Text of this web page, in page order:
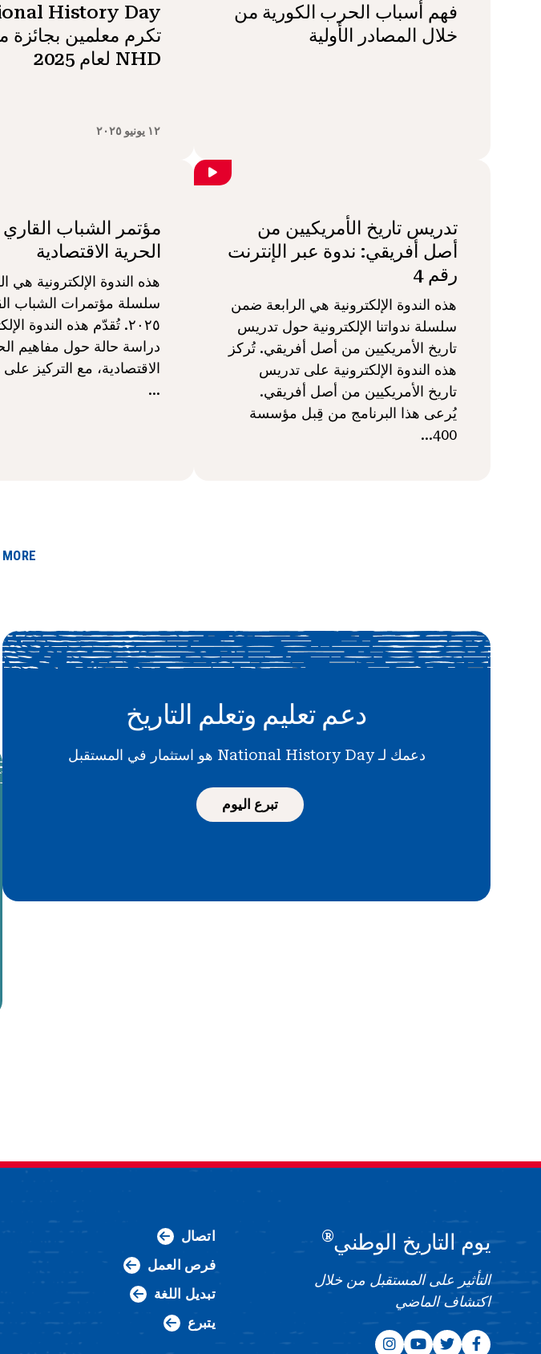
فهم أسباب الحرب الكورية من
خلال المصادر الأولية
History Day
تكرم معلمين بجائزة
NHD لعام 2025
١٢ يونيو ٢٠٢٥
تدريس تاريخ الأمريكيين من
أصل أفريقي: ندوة عبر الإنترنت
رقم 4
هذه الندوة الإلكترونية هي الرابعة ضمن
سلسلة ندواتنا الإلكترونية حول تدريس
تاريخ الأمريكيين من أصل أفريقي. تُركز
هذه الندوة الإلكترونية على تدريس
تاريخ الأمريكيين من أصل أفريقي.
يُرعى هذا البرنامج من قِبل مؤسسة
400...
الحرية الاقتصادية
هذه الندوة الإلكترونية هي
سلسلة مؤتمرات الشباب
٢٠٢٥. تُقدّم هذه الندوة
دراسة حالة حول مفاهيم
الاقتصادية، مع التركيز
...
دعم تعليم وتعلم التاريخ
دعمك لـ National History Day هو استثمار في المستقبل
تبرع اليوم
يوم التاريخ الوطني®
التأثير على المستقبل من خلال
اكتشاف الماضي
اتصال
فرص العمل
تبديل اللغة
يتبرع